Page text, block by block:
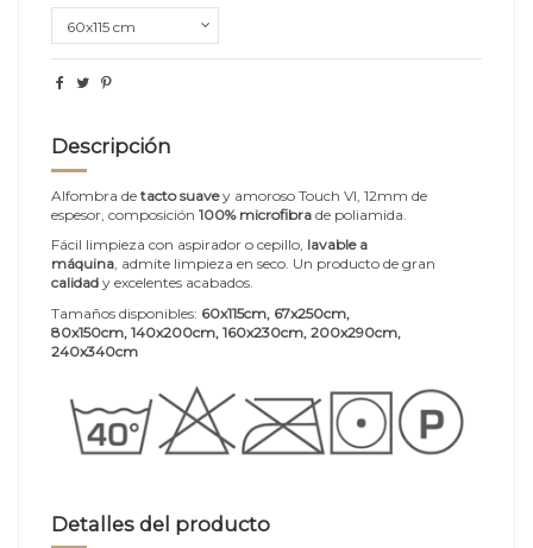
Descripción
Alfombra de tacto suavey amoroso Touch VI, 12mm de
espesor, composición 100% microfibra de poliamida.
Fácil limpieza con aspirador o cepillo, lavable a
máquina, admite limpieza en seco. Un producto de gran
calidad y excelentes acabados.
Tamaños disponibles: 60x115cm, 67x250cm,
80x150cm, 140x200cm, 160x230cm, 200x290cm,
240x340cm
Detalles del producto